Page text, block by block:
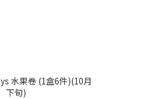
水果卷 (1盒6件)(10月
下旬)